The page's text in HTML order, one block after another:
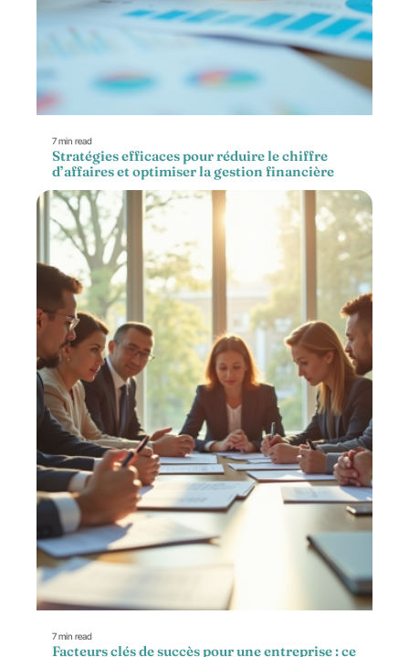
7 min read
Stratégies efficaces pour réduire le chiffre
d’affaires et optimiser la gestion financière
7 min read
Facteurs clés de succès pour une entreprise : ce